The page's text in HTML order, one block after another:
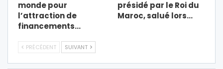
monde pour
l’attraction de
financements…
présidé par le Roi du
Maroc, salué lors…
PRÉCÉDENT SUIVANT